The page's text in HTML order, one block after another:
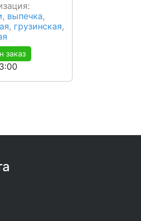
, выпечка,
, грузинская,
заказ